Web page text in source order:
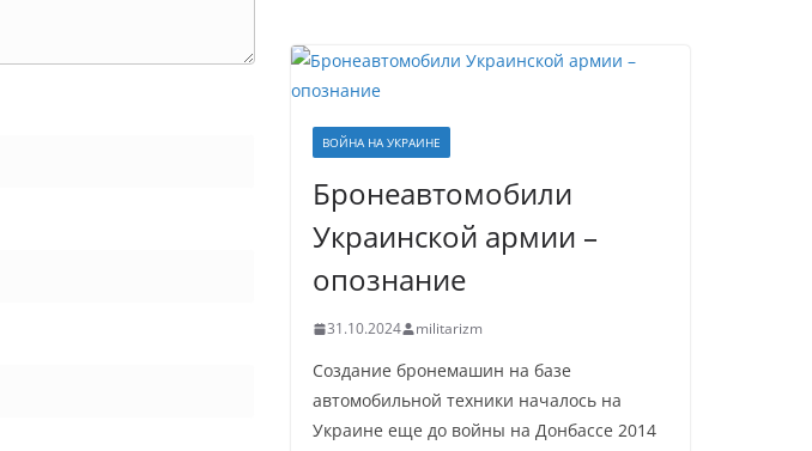
ВОЙНА НА УКРАИНЕ
Бронеавтомобили
Украинской армии –
опознание
31.10.2024 militarizm
Создание бронемашин на базе
автомобильной техники началось на
Украине еще до войны на Донбассе 2014